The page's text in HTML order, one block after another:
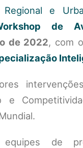
Regional e
de
de 2022, com
e
de